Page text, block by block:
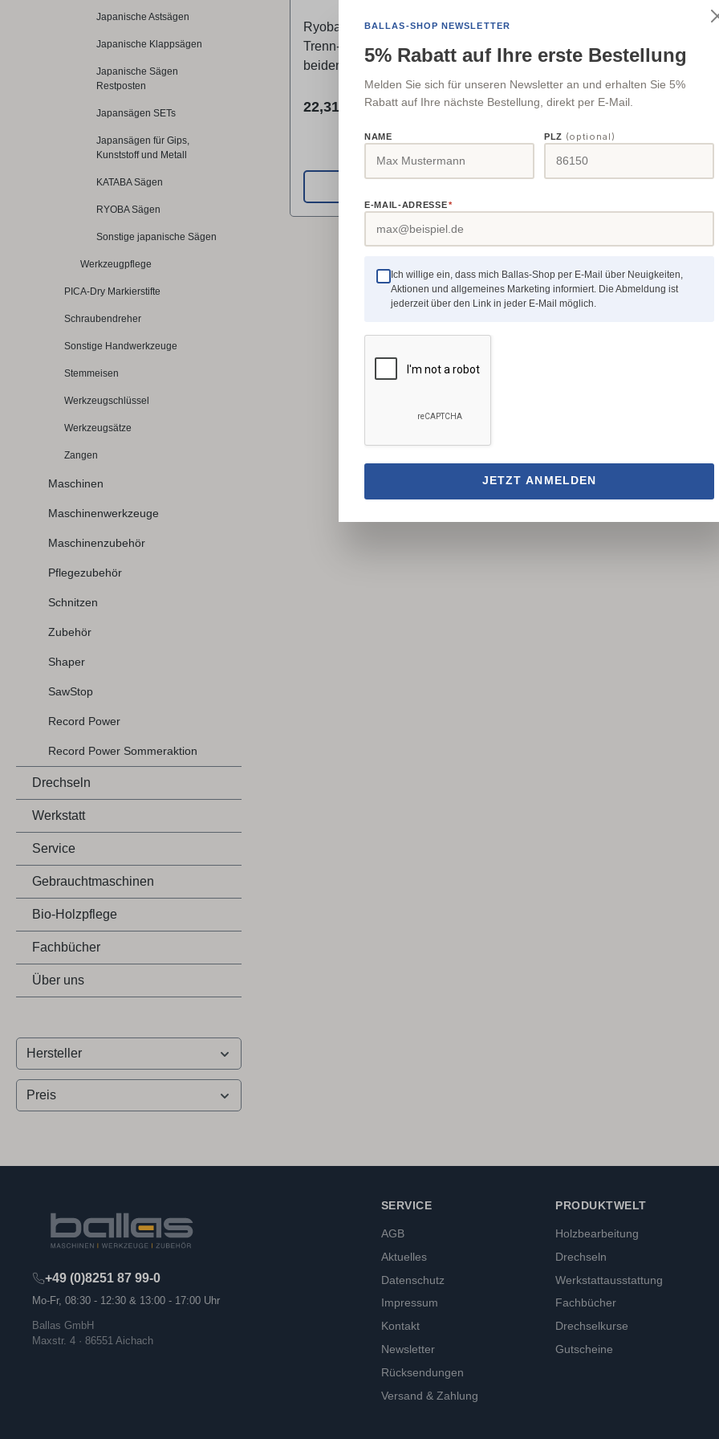
Japanische Astsägen
Japanische Klappsägen
Japanische Sägen
Restposten
Japansägen SETs
Japansägen für Gips,
Kunststoff und Metall
KATABA Sägen
RYOBA Sägen
Sonstige japanische Sägen
Werkzeugpflege
PICA-Dry Markierstifte
Schraubendreher
Sonstige Handwerkzeuge
Stemmeisen
Werkzeugschlüssel
Werkzeugsätze
Zangen
Maschinen
Maschinenwerkzeuge
Maschinenzubehör
Pflegezubehör
Schnitzen
Zubehör
Shaper
SawStop
Record Power
Record Power Sommeraktion
Drechseln
Werkstatt
Service
Gebrauchtmaschinen
Bio-Holzpflege
Fachbücher
Über uns
Hersteller
Preis
Produktverantwortlicher:Tool &
Garden B.V.Lagedijkerweg 13N,
1742 NB SchagenNiederlande
Garden
1742 NB
Ryoba mit spezieller Verzahnung für
Trenn- und Gehrungsarbeiten. Die
beiden unterschiedlichen
Verzahnungen ermöglichen
vielfältige Anwendungen, für die man
geeignet für:Den Innenausbau,
die Restaurierung und
MöbelherstellungFeine
SägearbeitenBesonderheiten:Beidsei
tige Trapezverzahnung, dreiseitig
geschliffen in GROBER und FEINER
induktionsgehärtet auf 68 bis 71
HRCDie Induktionshärtung garantiert
LebensdauerBefestigung mittels
einfacher Druckknopftechnologie
Technische Daten Blattlänge 240
0,75 mmTPI (Zähne pro Zoll) 12,
Regulärer Preis:
22,31 €
Hervorragend geeignet für
Tischlerei und
geeignet für:Holz- und
Plattenmaterialien wie
und
g - induktionsgehärtet auf
HRCDie
eine sehr lange
allgemeine
LängsschnitteAufsteigend
Ende der Klinge -
Regulärer Preis:
22,31 €
BALLAS-SHOP NEWSLETTER
5% Rabatt auf Ihre erste Bestellung
Melden Sie sich für unseren Newsletter an und erhalten Sie 5%
Rabatt auf Ihre nächste Bestellung, direkt per E-Mail.
NAME PLZ (optional)
E-MAIL-ADRESSE*
Ich willige ein, dass mich Ballas-Shop per E-Mail über Neuigkeiten,
Aktionen und allgemeines Marketing informiert. Die Abmeldung ist
jederzeit über den Link in jeder E-Mail möglich.
JETZT ANMELDEN
+49 (0)8251 87 99-0
Mo-Fr, 08:30 - 12:30 & 13:00 - 17:00 Uhr
Ballas GmbH
Maxstr. 4 · 86551 Aichach
SERVICE
AGB
Aktuelles
Datenschutz
Impressum
Kontakt
Newsletter
Rücksendungen
Versand & Zahlung
PRODUKTWELT
Holzbearbeitung
Drechseln
Werkstattausstattung
Fachbücher
Drechselkurse
Gutscheine